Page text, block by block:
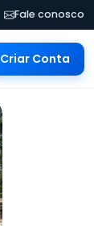
Fale conosco
Criar Conta